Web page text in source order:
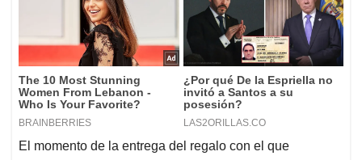
El momento de la entrega del regalo con el que